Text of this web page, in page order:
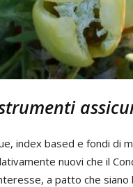
index based e fondi di
nuovi che il
a patto che siano